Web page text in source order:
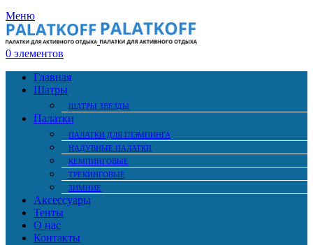
Меню
0 элементов
Главная
Шатры
ШАТРЫ ЗВЕЗДЫ
Палатки
ПАЛАТКИ ДЛЯ ГЛЭМПИНГА
НАДУВНЫЕ ПАЛАТКИ
КЕМПИНГОВЫЕ
ТРЕКИНГОВЫЕ
ЗИМНИЕ
Аксессуары
Тенты
О нас
Контакты